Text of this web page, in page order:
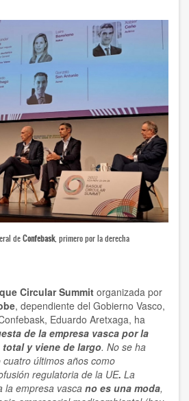
deConfebask, primero por la derecha
Circular Summit organizada por
, dependiente del Gobierno Vasco,
Eduardo Aretxaga, ha
de la empresa vasca por la
y viene de largo. No se ha
últimos años como
regulatoria de la UE. La
la empresa vasca no es una moda,